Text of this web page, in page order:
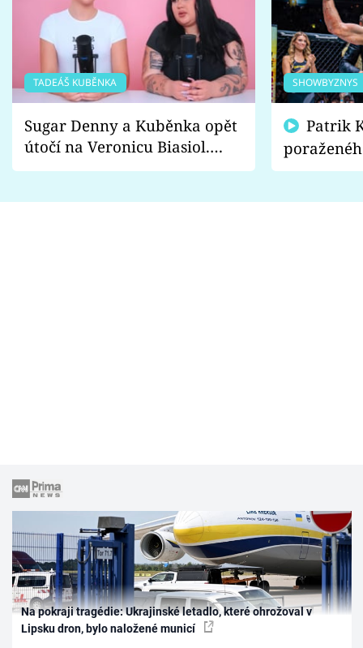
TADEÁŠ KUBĚNKA
Sugar Denny a Kuběnka opět
útočí na Veronicu Biasiol.
Proč je podle nich falešná a
SHOWBYZNYS
fanoušci
Na pokraji tragédie: Ukrajinské letadlo, které ohrožoval v
Lipsku dron, bylo naložené municí